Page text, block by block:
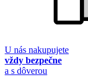
U nás nakupujete
vždy bezpečne
a s dôverou